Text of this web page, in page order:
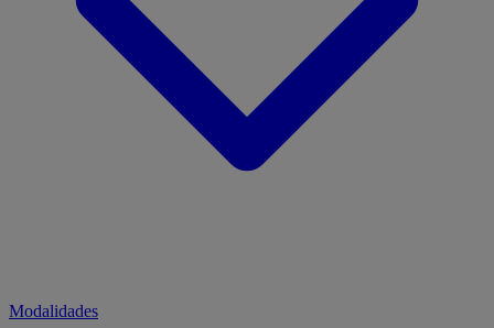
Modalidades